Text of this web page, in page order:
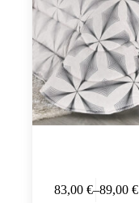
83,00 €–89,00 €